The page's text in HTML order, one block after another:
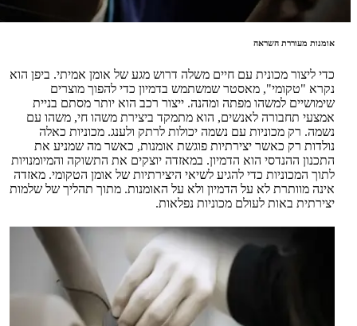
אומנות מעוררת השראה
כדי ליצור מכונית עם חיים משלה דרוש מגע של אומן אמיתי. ביפן הוא
נקרא "טקומי", מאסטר שמשתמש בדמיון כדי להפוך מוצרים
שימושיים למשהו מפתה ומהנה. ייצור רכב הוא יותר מסתם בניית
אמצעי תחבורה לאנשים, הוא מתמקד ביצירת משהו חי, משהו עם
נשמה. רק מכוניות עם נשמה יכולות לרתק ולענג. מכוניות כאלה
נולדות רק כאשר יצירתיות פוגשת אומנות, כאשר מה שמניע את
התכנון ההנדסי הוא הדמיון. במאזדה יוצקים את התשוקה והמיומנויות
לתוך המכוניות כדי להגיע לשיאי היצירתיות של אומן הטקומי. מאזדה
אינה מוותרת לא על הדמיון ולא על האומנות. מתוך תהליך של שלמות
יצירתית באות לעולם מכוניות נפלאות.